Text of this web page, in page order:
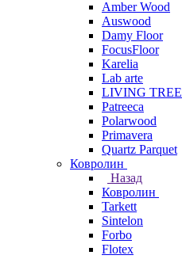
Amber Wood
Auswood
Damy Floor
FocusFloor
Karelia
Lab arte
LIVING TREE
Patreeca
Polarwood
Primavera
Quartz Parquet
Ковролин
Назад
Ковролин
Tarkett
Sintelon
Forbo
Flotex